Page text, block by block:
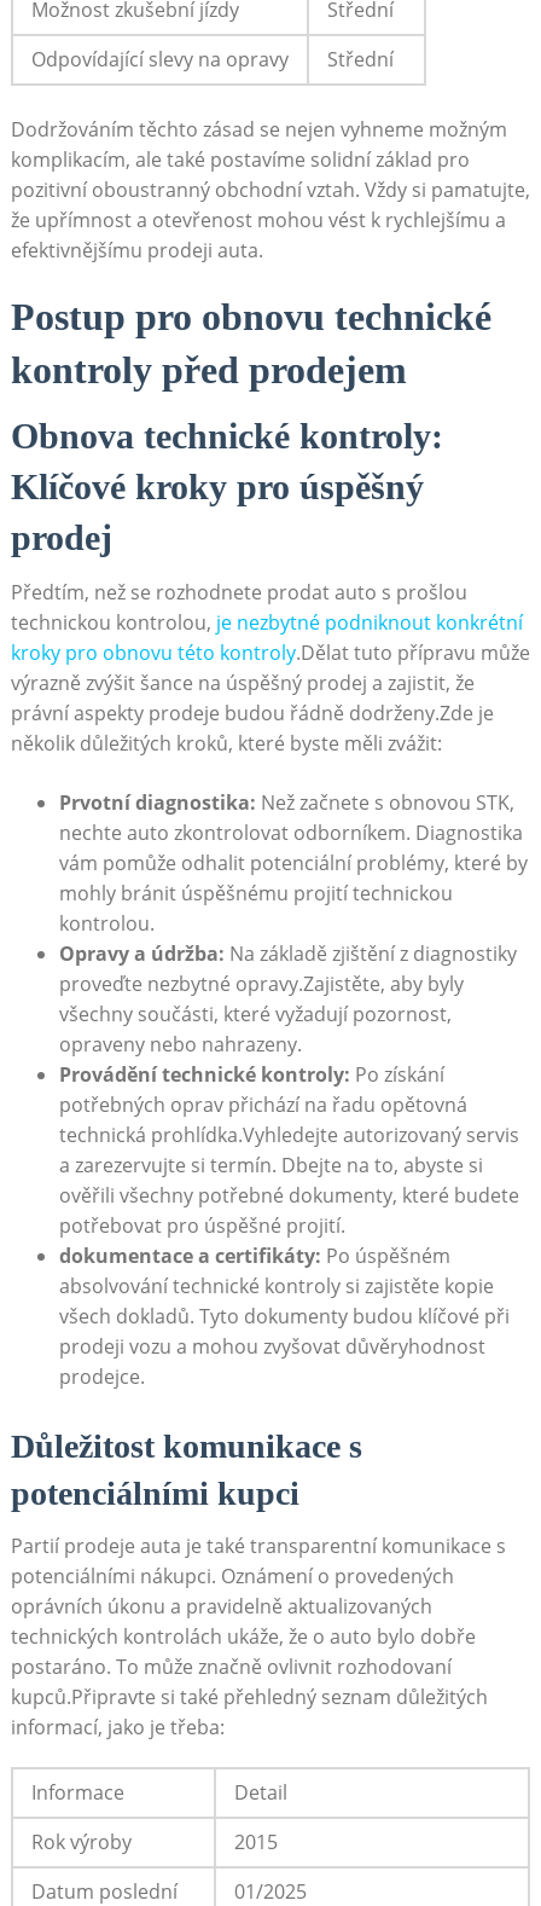
Možnost zkušební jízdy
Střední
Odpovídající slevy na opravy
Střední
Dodržováním těchto zásad se nejen vyhneme možným
komplikacím, ale také postavíme solidní základ pro
pozitivní oboustranný obchodní vztah. Vždy si pamatujte,
že upřímnost a otevřenost mohou vést k rychlejšímu a
efektivnějšímu prodeji auta.
Postup pro obnovu technické
kontroly před prodejem
Obnova technické kontroly:
Klíčové kroky pro úspěšný
prodej
Předtím, než se rozhodnete prodat auto s prošlou
technickou kontrolou, je nezbytné podniknout konkrétní
kroky pro obnovu této kontroly.Dělat tuto přípravu může
výrazně zvýšit šance na úspěšný prodej a zajistit, že
právní aspekty prodeje budou řádně dodrženy.Zde je
několik důležitých kroků, které byste měli zvážit:
Prvotní diagnostika: Než začnete s obnovou STK,
nechte auto zkontrolovat odborníkem. Diagnostika
vám pomůže odhalit potenciální problémy, které by
mohly bránit úspěšnému projití technickou
kontrolou.
Opravy a údržba: Na základě zjištění z diagnostiky
proveďte nezbytné opravy.Zajistěte, aby byly
všechny součásti, které vyžadují pozornost,
opraveny nebo nahrazeny.
Provádění technické kontroly: Po získání
potřebných oprav přichází na řadu opětovná
technická prohlídka.Vyhledejte autorizovaný servis
a zarezervujte si termín. Dbejte na to, abyste si
ověřili všechny potřebné dokumenty, které budete
potřebovat pro úspěšné projití.
dokumentace a certifikáty: Po úspěšném
absolvování technické kontroly si zajistěte kopie
všech dokladů. Tyto dokumenty budou klíčové při
prodeji vozu a mohou zvyšovat důvěryhodnost
prodejce.
Důležitost komunikace s
potenciálními kupci
Partií prodeje auta je také transparentní komunikace s
potenciálními nákupci. Oznámení o provedených
oprávních úkonu a pravidelně aktualizovaných
technických kontrolách ukáže, že o auto bylo dobře
postaráno. To může značně ovlivnit rozhodovaní
kupců.Připravte si také přehledný seznam důležitých
informací, jako je třeba:
Informace
Detail
Rok výroby
2015
Datum poslední
01/2025